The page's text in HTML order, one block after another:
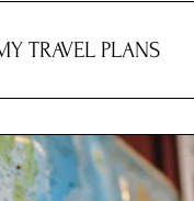
TRAVEL PLANS